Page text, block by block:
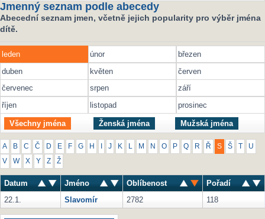
Jmenný seznam podle abecedy
Abecední seznam jmen, včetně jejich popularity pro výběr jména
dítě.
leden únor
březen
duben
květen
červen
červenec
srpen
září
říjen
listopad prosinec
Všechny jména Ženská jména Mužská jména
A B C Č D E F G H J K M N O P Q R Ř S Š U
V W X Y Z Ž
Datum Jméno Oblíbenost
Pořadí
22.1.
Slavomír 2782 118